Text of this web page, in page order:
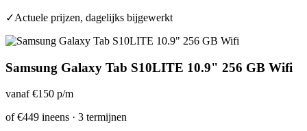
✓Actuele prijzen, dagelijks bijgewerkt
Samsung Galaxy Tab S10LITE 10.9" 256 GB Wifi
vanaf€150 p/m
of€449 ineens · 3 termijnen